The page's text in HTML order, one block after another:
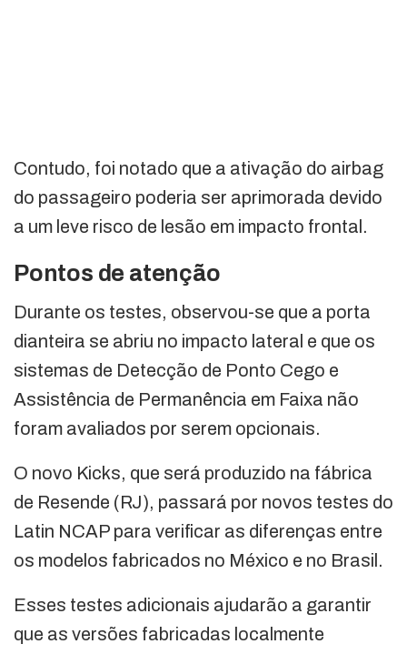
Contudo, foi notado que a ativação do airbag
do passageiro poderia ser aprimorada devido
a um leve risco de lesão em impacto frontal.
Pontos de atenção
Durante os testes, observou-se que a porta
dianteira se abriu no impacto lateral e que os
sistemas de Detecção de Ponto Cego e
Assistência de Permanência em Faixa não
foram avaliados por serem opcionais.
O novo Kicks, que será produzido na fábrica
de Resende (RJ), passará por novos testes do
Latin NCAP para verificar as diferenças entre
os modelos fabricados no México e no Brasil.
Esses testes adicionais ajudarão a garantir
que as versões fabricadas localmente